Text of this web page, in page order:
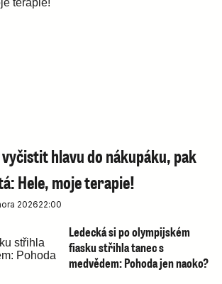
vyčistit hlavu do nákupáku, pak
Hele, moje terapie!
202622:00
Ledecká si po olympijském
fiasku střihla tanec s
medvědem: Pohoda jen naoko?